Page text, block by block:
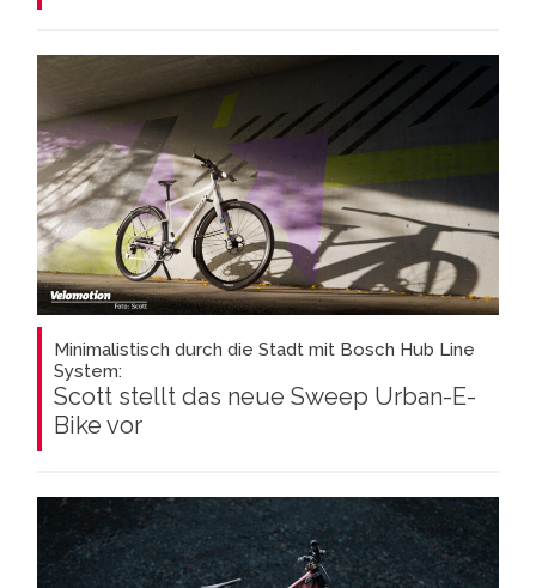
Minimalistisch durch die Stadt mit Bosch Hub Line
System:
Scott stellt das neue Sweep Urban-E-
Bike vor